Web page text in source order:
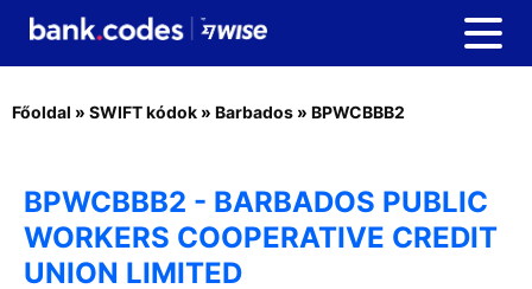
Főoldal » SWIFT kódok » Barbados » BPWCBBB2
BPWCBBB2 - BARBADOS PUBLIC
WORKERS COOPERATIVE CREDIT
UNION LIMITED